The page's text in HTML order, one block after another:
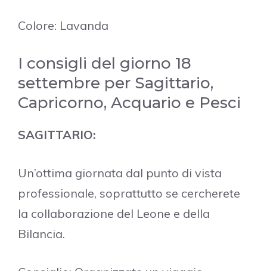
Colore: Lavanda
I consigli del giorno 18
settembre per Sagittario,
Capricorno, Acquario e Pesci
SAGITTARIO:
Un’ottima giornata dal punto di vista
professionale, soprattutto se cercherete
la collaborazione del Leone e della
Bilancia.